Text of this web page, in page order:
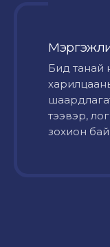
Бид танай
тээвэр,
зохион